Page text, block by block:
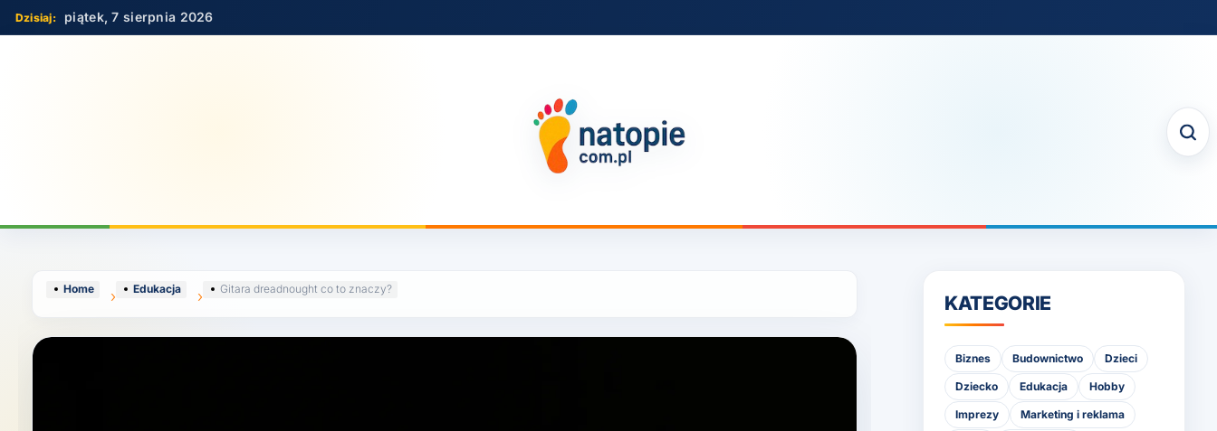
Skip
to
piątek, 7 sierpnia 2026
Home Edukacja Gitara dreadnought co to znaczy?
KATEGORIE
Biznes Budownictwo Dzieci
Dziecko Edukacja Hobby
Imprezy Marketing i reklama